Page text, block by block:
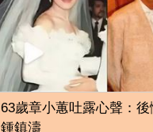
63歲章小蕙吐露心聲：
鍾鎮濤